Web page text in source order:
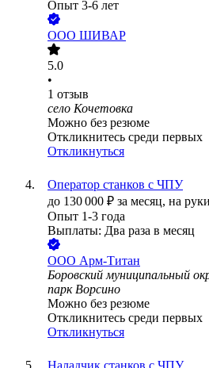
Опыт 3-6 лет
ООО ШИВАР
5.0
•
1 отзыв
село Кочетовка
Можно без резюме
Откликнитесь среди первых
Откликнуться
Оператор станков с ЧПУ
до 130 000 ₽ за месяц, на руки
Опыт 1-3 года
Выплаты: Два раза в месяц
ООО Арм-Титан
Боровский муниципальный
парк Ворсино
Можно без резюме
Откликнитесь среди первых
Откликнуться